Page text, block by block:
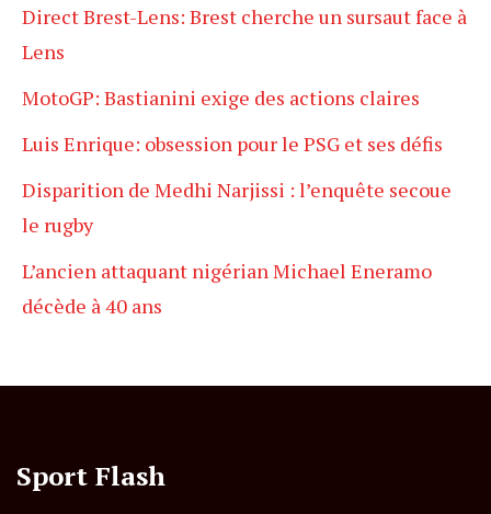
Direct Brest-Lens: Brest cherche un sursaut face à
Lens
MotoGP: Bastianini exige des actions claires
Luis Enrique: obsession pour le PSG et ses défis
Disparition de Medhi Narjissi : l’enquête secoue
le rugby
L’ancien attaquant nigérian Michael Eneramo
décède à 40 ans
Sport Flash